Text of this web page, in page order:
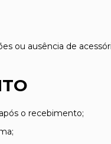
ou ausência de
o recebimento;